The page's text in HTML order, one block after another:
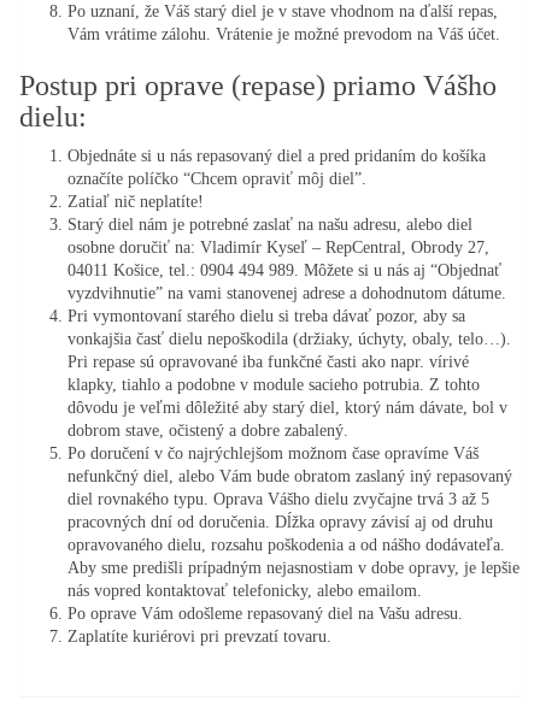
Po uznaní, že Váš starý diel je v stave vhodnom na ďalší repas,
Vám vrátime zálohu. Vrátenie je možné prevodom na Váš účet.
Postup pri oprave (repase) priamo Vášho
dielu:
Objednáte si u nás repasovaný diel a pred pridaním do košíka
označíte políčko “Chcem opraviť môj diel”.
Zatiaľ nič neplatíte!
Starý diel nám je potrebné zaslať na našu adresu, alebo diel
osobne doručiť na: Vladimír Kyseľ – RepCentral, Obrody 27,
04011 Košice, tel.: 0904 494 989. Môžete si u nás aj “Objednať
vyzdvihnutie” na vami stanovenej adrese a dohodnutom dátume.
Pri vymontovaní starého dielu si treba dávať pozor, aby sa
vonkajšia časť dielu nepoškodila (držiaky, úchyty, obaly, telo…).
Pri repase sú opravované iba funkčné časti ako napr. vírivé
klapky, tiahlo a podobne v module sacieho potrubia. Z tohto
dôvodu je veľmi dôležité aby starý diel, ktorý nám dávate, bol v
dobrom stave, očistený a dobre zabalený.
Po doručení v čo najrýchlejšom možnom čase opravíme Váš
nefunkčný diel, alebo Vám bude obratom zaslaný iný repasovaný
diel rovnakého typu. Oprava Vášho dielu zvyčajne trvá 3 až 5
pracovných dní od doručenia. Dĺžka opravy závisí aj od druhu
opravovaného dielu, rozsahu poškodenia a od nášho dodávateľa.
Aby sme predišli prípadným nejasnostiam v dobe opravy, je lepšie
nás vopred kontaktovať telefonicky, alebo emailom.
Po oprave Vám odošleme repasovaný diel na Vašu adresu.
Zaplatíte kuriérovi pri prevzatí tovaru.